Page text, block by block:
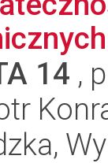
14 ,